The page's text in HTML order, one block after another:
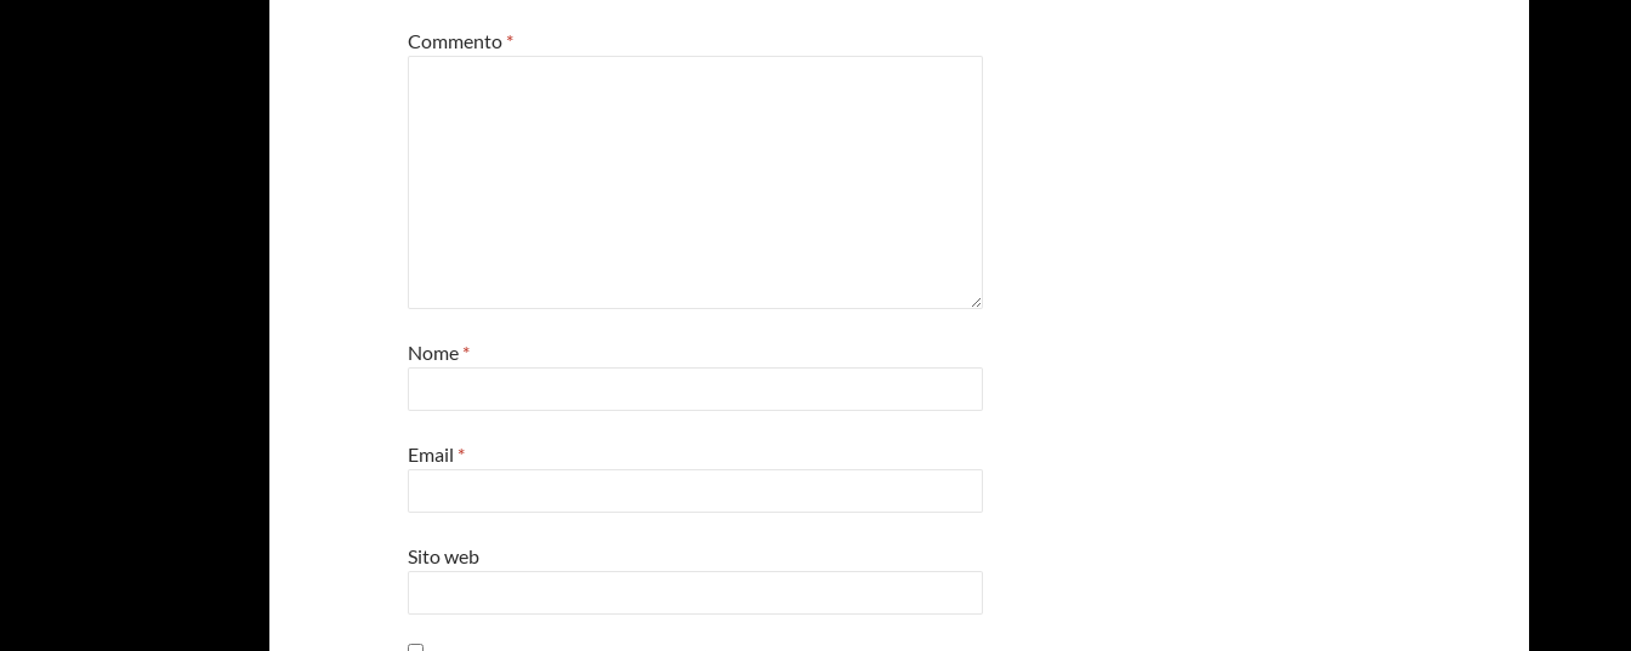
Commento *
Nome *
Email *
Sito web